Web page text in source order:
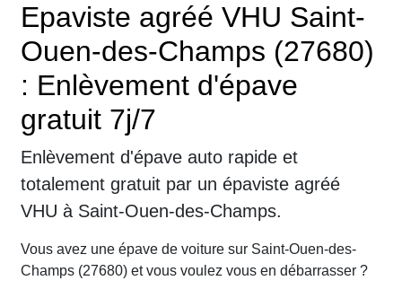
Epaviste agréé VHU Saint-
Ouen-des-Champs (27680)
: Enlèvement d'épave
gratuit 7j/7
Enlèvement d'épave auto rapide et
totalement gratuit par un épaviste agréé
VHU à Saint-Ouen-des-Champs.
Vous avez une épave de voiture sur Saint-Ouen-des-
Champs (27680) et vous voulez vous en débarrasser ?